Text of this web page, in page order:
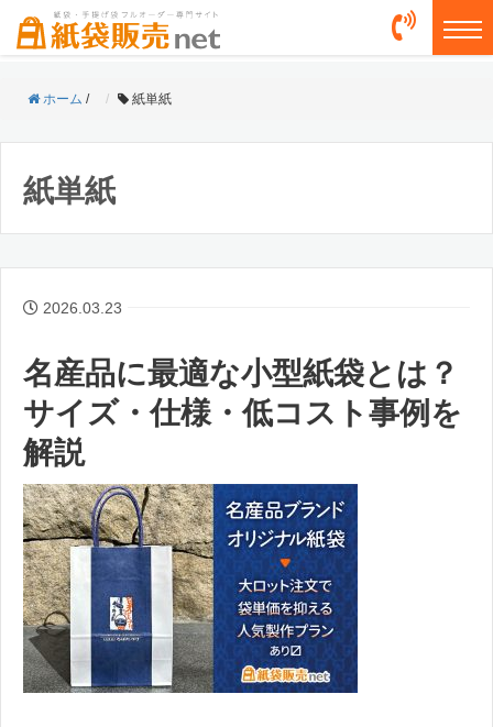
ホーム / 紙単紙
紙単紙
2026.03.23
名産品に最適な小型紙袋とは？
サイズ・仕様・低コスト事例を
解説